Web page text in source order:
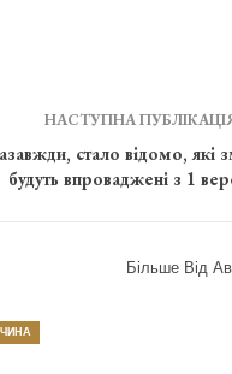
НАСТУПНА
стало відомо, які
будуть впроваджені з 1
Більше Від